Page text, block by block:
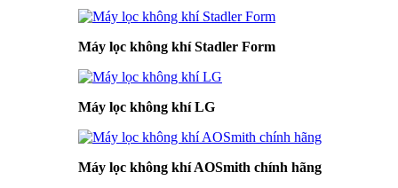
Máy lọc không khí Stadler Form
Máy lọc không khí LG
Máy lọc không khí AOSmith chính hãng